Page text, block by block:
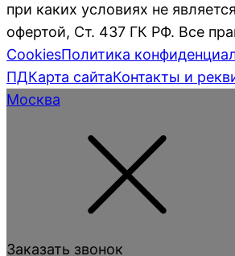
при каких условиях не
офертой, Ст. 437 ГК РФ. Все
CookiesПолитика
ПДКарта сайтаКонтакты и
Москва
Заказать звонок